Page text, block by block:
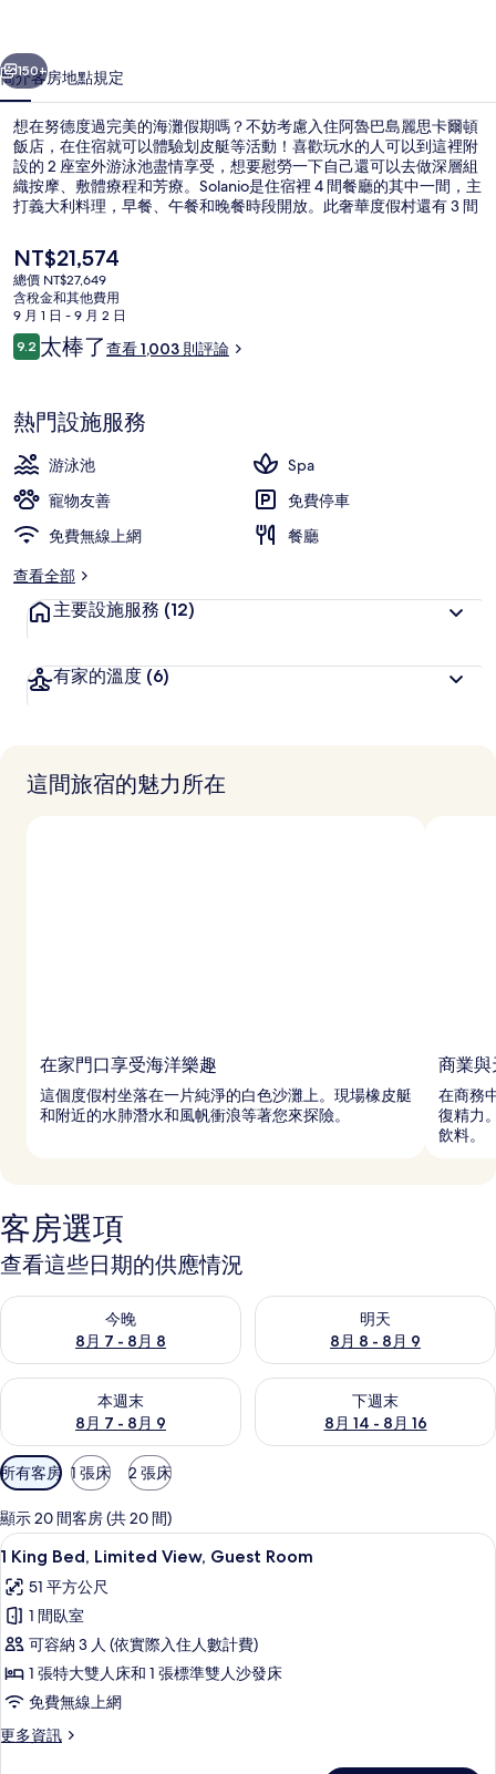
爾
頓
飯
店
的
相
片
集
個 下一個
150+
簡介客房地點規定
想在努德度過完美的海灘假期嗎？不妨考慮入住阿魯巴島麗思卡爾頓
飯店，在住宿就可以體驗划皮艇等活動！喜歡玩水的人可以到這裡附
設的 2 座室外游泳池盡情享受，想要慰勞一下自己還可以去做深層組
織按摩、敷體療程和芳療。Solanio是住宿裡 4 間餐廳的其中一間，主
打義大利料理，早餐、午餐和晚餐時段開放。此奢華度假村還有 3 間
工讚不絕口。
目
前
的
價
格
是
NT$21,574
總價 NT$27,649
含稅金和其他費用
9 月 1 日 - 9 月 2 日
評
論
9.29.2 分，滿分 10 分，
太棒了查看 1,003 則評論
熱門設施服務
游泳池
Spa
寵物友善
免費停車
免費無線上網
餐廳
查看全部
主要設施服務 (12)
有家的溫度 (6)
這間旅宿的魅力所在
在家門口享受海洋樂趣
這個度假村坐落在一片純淨的白色沙灘上。現場橡皮艇
和附近的水肺潛水和風帆衝浪等著您來探險。
商業與
在商務
復精力
飲料。
客房選項
查看這些日期的供應情況
今晚
8月 7 - 8月 8
查看今晚 (8月 7 - 8月 8) 的供應情況
明天
8月 8 - 8月 9
查看明天 (8月 8 - 8月 9) 的供
本週末
8月 7 - 8月 9
查看本週末 (8月 7 - 8月 9) 的供應情況
下週末
8月 14 - 8月 16
查看下週末 (8月 14 - 8月 16)
可
用
的
客
房
篩
選
條
所有客房 1 張床 2 張床
顯示 20 間客房 (共 20 間)
顯
示
1
King
Bed,
Limited
View,
Guest
高級寢具、迷你吧、客房內保險箱、書
5
1 King Bed, Limited View, Guest Room
51 平方公尺
1 間臥室
可容納 3 人 (依實際入住人數計費)
1 張特大雙人床和 1 張標準雙人沙發床
免費無線上網
更多資訊
更